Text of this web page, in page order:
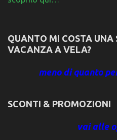
QUANTO MI COSTA
VACANZA A VELA?
meno di quanto
SCONTI & PROMOZIONI
vai alle